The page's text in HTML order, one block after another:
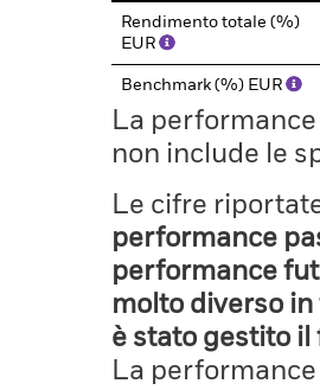
Rendimento totale (%)
EUR
Benchmark (%) EUR
La
non include le
Le cifre
performance
performance
molto diverso
è stato gestito il
La